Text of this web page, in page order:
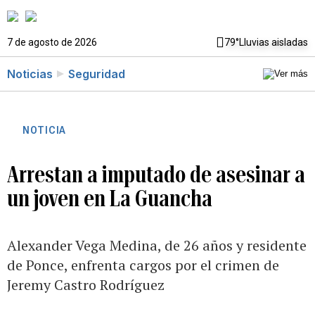
7 de agosto de 2026 79°Lluvias aisladas
Noticias Seguridad
NOTICIA
Arrestan a imputado de asesinar a
un joven en La Guancha
Alexander Vega Medina, de 26 años y residente
de Ponce, enfrenta cargos por el crimen de
Jeremy Castro Rodríguez